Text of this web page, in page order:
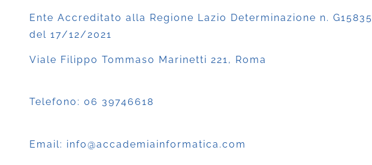
Ente Accreditato alla Regione Lazio Determinazione n. G15835
del 17/12/2021
Viale Filippo Tommaso Marinetti 221, Roma
Telefono: 06 39746618
Email: info@accademiainformatica.com